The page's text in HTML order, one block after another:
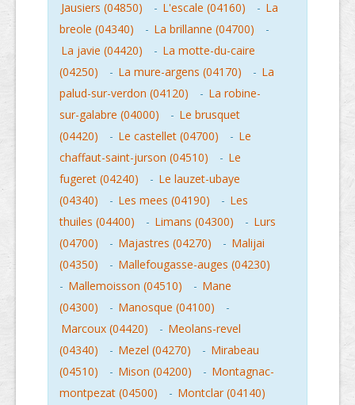
Jausiers (04850) - L'escale (04160) - La
breole (04340)
- La brillanne (04700)
-
La javie (04420)
- La motte-du-caire
(04250)
- La mure-argens (04170) - La
palud-sur-verdon (04120)
- La robine-
sur-galabre (04000)
- Le brusquet
(04420)
- Le castellet (04700) - Le
chaffaut-saint-jurson (04510)
- Le
fugeret (04240)
- Le lauzet-ubaye
(04340)
- Les mees (04190) - Les
thuiles (04400)
- Limans (04300) - Lurs
(04700)
- Majastres (04270) - Malijai
(04350)
- Mallefougasse-auges (04230)
- Mallemoisson (04510) - Mane
(04300)
- Manosque (04100)
-
Marcoux (04420)
- Meolans-revel
(04340)
- Mezel (04270) - Mirabeau
(04510)
- Mison (04200) - Montagnac-
montpezat (04500)
- Montclar (04140)